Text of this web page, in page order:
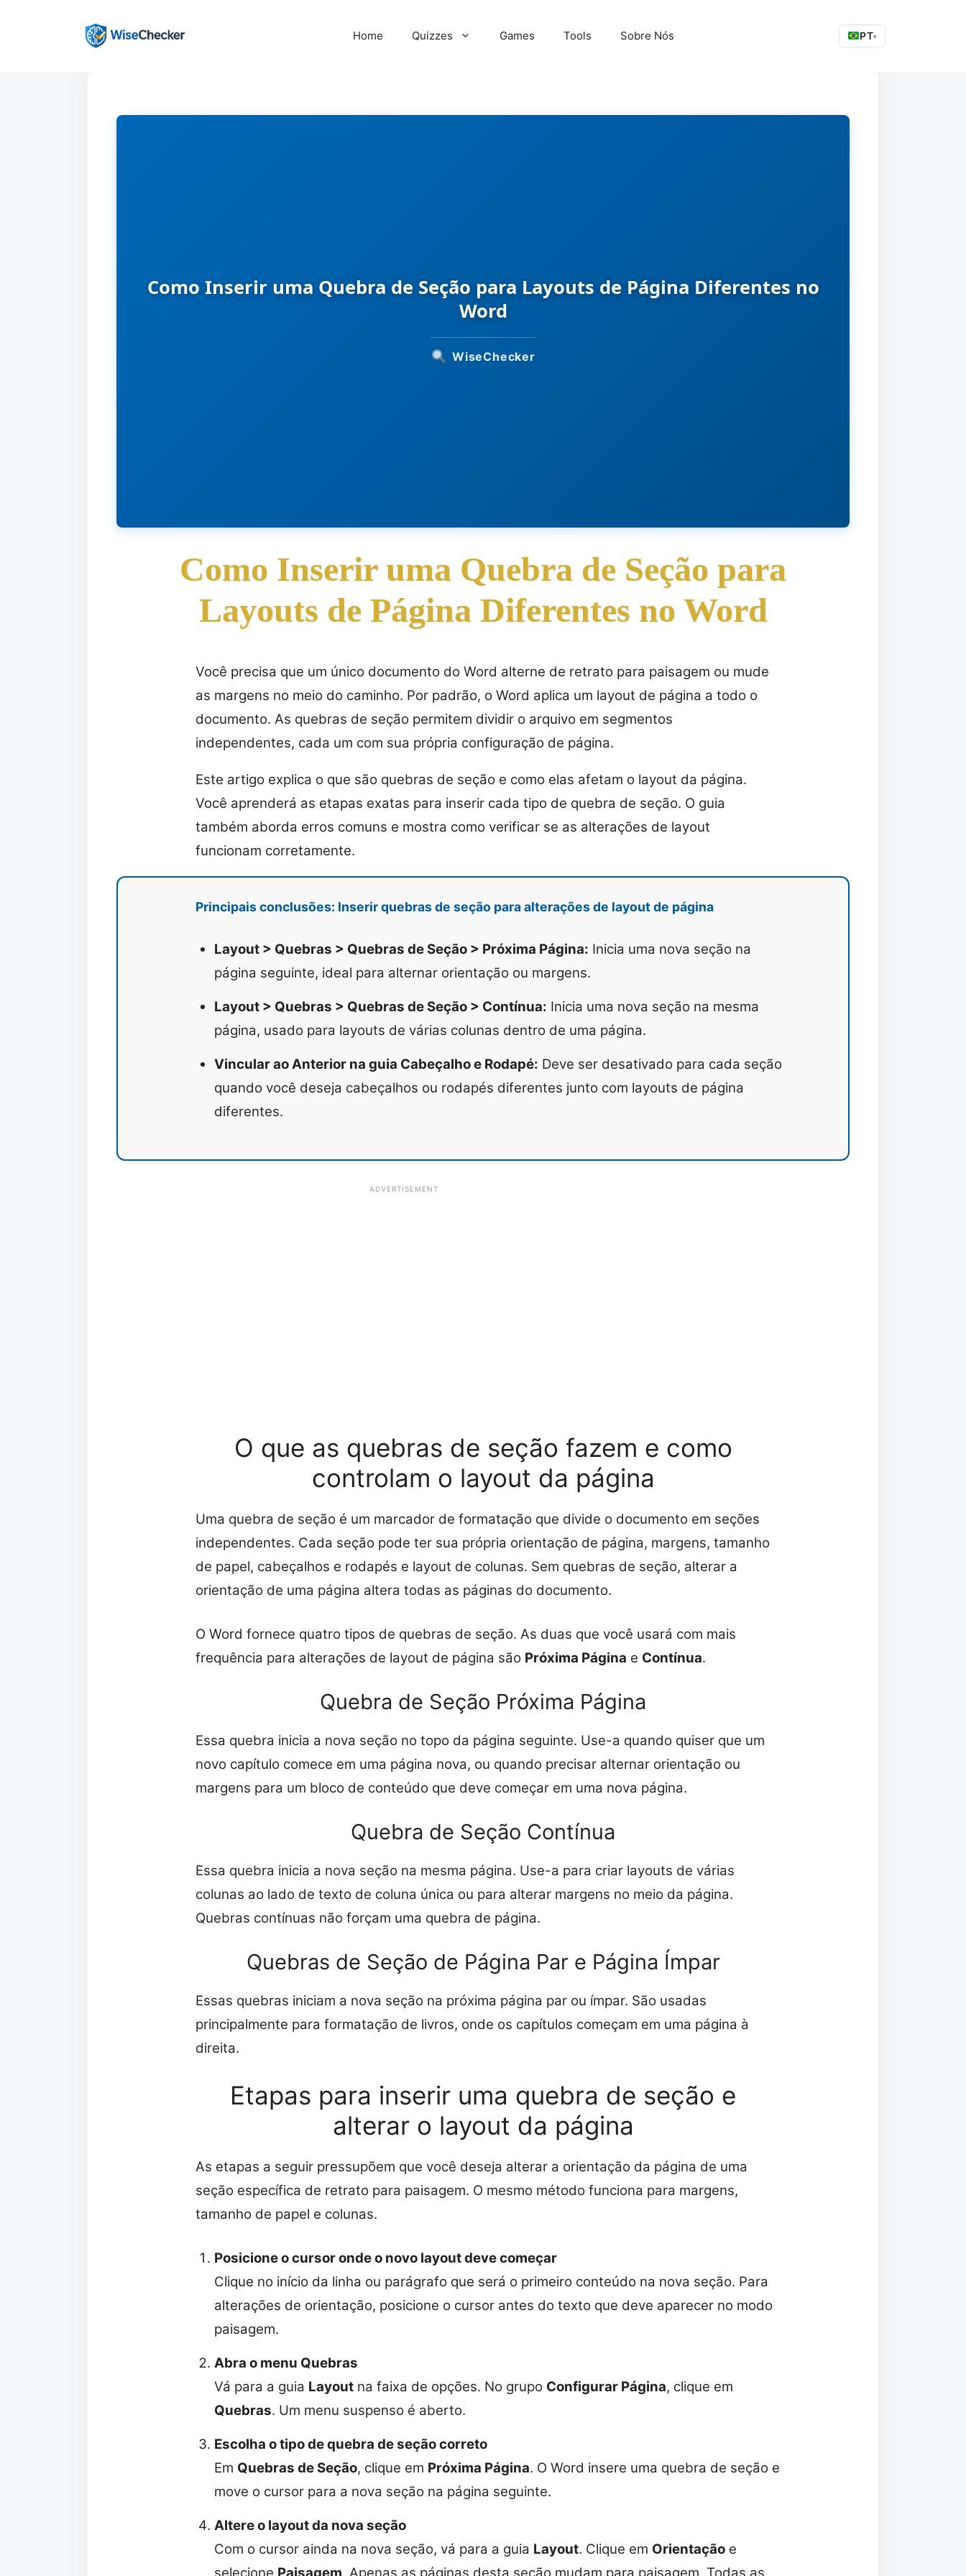
Home Quizzes Games Tools Sobre Nós PT▾
Como Inserir uma Quebra de Seção para Layouts de Página Diferentes no
Word
WiseChecker
Como Inserir uma Quebra de Seção para
Layouts de Página Diferentes no Word
Você precisa que um único documento do Word alterne de retrato para paisagem ou mude
as margens no meio do caminho. Por padrão, o Word aplica um layout de página a todo o
documento. As quebras de seção permitem dividir o arquivo em segmentos
independentes, cada um com sua própria configuração de página.
Este artigo explica o que são quebras de seção e como elas afetam o layout da página.
Você aprenderá as etapas exatas para inserir cada tipo de quebra de seção. O guia
também aborda erros comuns e mostra como verificar se as alterações de layout
funcionam corretamente.
Principais conclusões: Inserir quebras de seção para alterações de layout de página
Layout > Quebras > Quebras de Seção > Próxima Página: Inicia uma nova seção na
página seguinte, ideal para alternar orientação ou margens.
Layout > Quebras > Quebras de Seção > Contínua: Inicia uma nova seção na mesma
página, usado para layouts de várias colunas dentro de uma página.
Vincular ao Anterior na guia Cabeçalho e Rodapé: Deve ser desativado para cada seção
quando você deseja cabeçalhos ou rodapés diferentes junto com layouts de página
diferentes.
ADVERTISEMENT
O que as quebras de seção fazem e como
controlam o layout da página
Uma quebra de seção é um marcador de formatação que divide o documento em seções
independentes. Cada seção pode ter sua própria orientação de página, margens, tamanho
de papel, cabeçalhos e rodapés e layout de colunas. Sem quebras de seção, alterar a
orientação de uma página altera todas as páginas do documento.
O Word fornece quatro tipos de quebras de seção. As duas que você usará com mais
frequência para alterações de layout de página são Próxima Página e Contínua.
Quebra de Seção Próxima Página
Essa quebra inicia a nova seção no topo da página seguinte. Use-a quando quiser que um
novo capítulo comece em uma página nova, ou quando precisar alternar orientação ou
margens para um bloco de conteúdo que deve começar em uma nova página.
Quebra de Seção Contínua
Essa quebra inicia a nova seção na mesma página. Use-a para criar layouts de várias
colunas ao lado de texto de coluna única ou para alterar margens no meio da página.
Quebras contínuas não forçam uma quebra de página.
Quebras de Seção de Página Par e Página Ímpar
Essas quebras iniciam a nova seção na próxima página par ou ímpar. São usadas
principalmente para formatação de livros, onde os capítulos começam em uma página à
direita.
Etapas para inserir uma quebra de seção e
alterar o layout da página
As etapas a seguir pressupõem que você deseja alterar a orientação da página de uma
seção específica de retrato para paisagem. O mesmo método funciona para margens,
tamanho de papel e colunas.
Posicione o cursor onde o novo layout deve começar
Clique no início da linha ou parágrafo que será o primeiro conteúdo na nova seção. Para
alterações de orientação, posicione o cursor antes do texto que deve aparecer no modo
paisagem.
Abra o menu Quebras
Vá para a guia Layoutna faixa de opções. No grupo Configurar Página, clique em
Quebras. Um menu suspenso é aberto.
Escolha o tipo de quebra de seção correto
Em Quebras de Seção, clique em Próxima Página. O Word insere uma quebra de seção e
move o cursor para a nova seção na página seguinte.
Altere o layout da nova seção
Com o cursor ainda na nova seção, vá para a guia Layout. Clique em Orientaçãoe